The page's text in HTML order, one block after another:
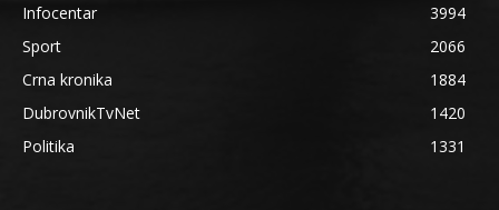
Infocentar
3994
Sport
2066
Crna kronika
1884
DubrovnikTvNet
1420
Politika
1331